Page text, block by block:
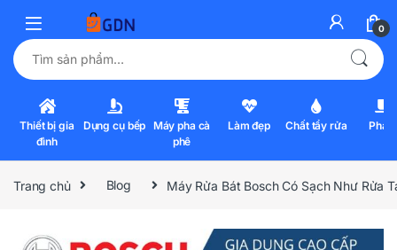
0
Tìm kiếm:
Thiết bị gia
đình
Dụng cụ bếp Máy pha cà
phê
Làm đẹp Chất tẩy rửa Pha
Trang chủ Blog Máy Rửa Bát Bosch Có Sạch Như Rửa